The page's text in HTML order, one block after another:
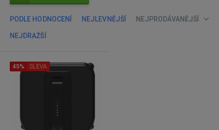
PODLE HODNOCENÍ NEJLEVNĚJŠÍ NEJPRODÁVANĚJŠÍ
NEJDRAŽŠÍ
45% SLEVA